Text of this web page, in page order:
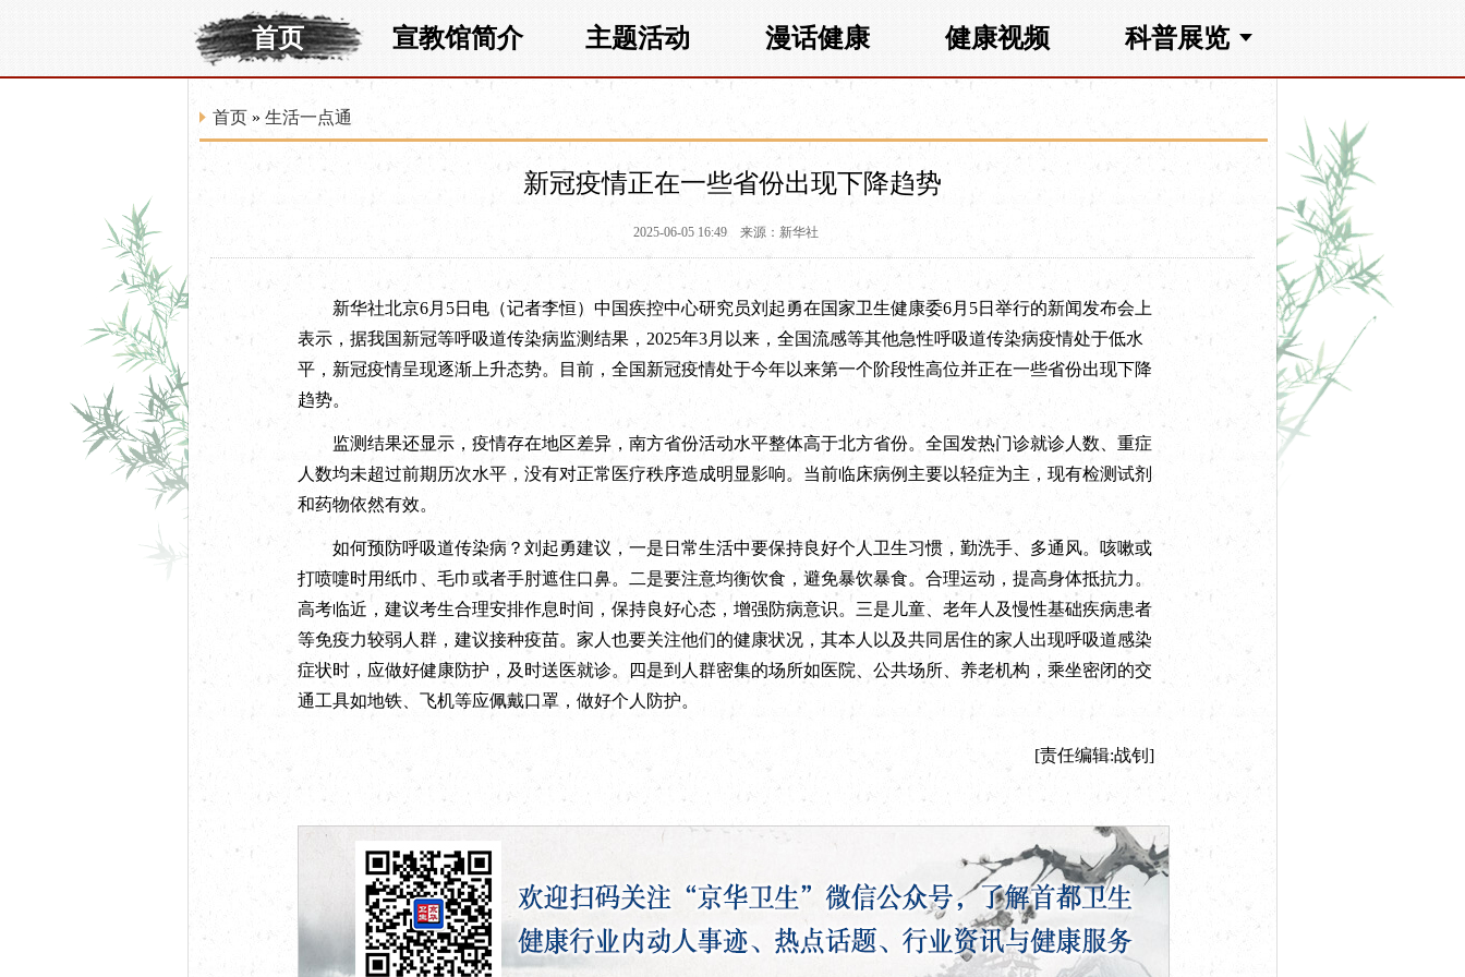
首页 宣教馆简介 主题活动 漫话健康 健康视频 科普展览
首页 » 生活一点通
新冠疫情正在一些省份出现下降趋势
2025-06-05 16:49 来源：新华社
新华社北京6月5日电（记者李恒）中国疾控中心研究员刘起勇在国家卫生健康委6月5日举行的新闻发布会上
表示，据我国新冠等呼吸道传染病监测结果，2025年3月以来，全国流感等其他急性呼吸道传染病疫情处于低水
平，新冠疫情呈现逐渐上升态势。目前，全国新冠疫情处于今年以来第一个阶段性高位并正在一些省份出现下降
趋势。
监测结果还显示，疫情存在地区差异，南方省份活动水平整体高于北方省份。全国发热门诊就诊人数、重症
人数均未超过前期历次水平，没有对正常医疗秩序造成明显影响。当前临床病例主要以轻症为主，现有检测试剂
和药物依然有效。
如何预防呼吸道传染病？刘起勇建议，一是日常生活中要保持良好个人卫生习惯，勤洗手、多通风。咳嗽或
打喷嚏时用纸巾、毛巾或者手肘遮住口鼻。二是要注意均衡饮食，避免暴饮暴食。合理运动，提高身体抵抗力。
高考临近，建议考生合理安排作息时间，保持良好心态，增强防病意识。三是儿童、老年人及慢性基础疾病患者
等免疫力较弱人群，建议接种疫苗。家人也要关注他们的健康状况，其本人以及共同居住的家人出现呼吸道感染
症状时，应做好健康防护，及时送医就诊。四是到人群密集的场所如医院、公共场所、养老机构，乘坐密闭的交
通工具如地铁、飞机等应佩戴口罩，做好个人防护。
[责任编辑:战钊]